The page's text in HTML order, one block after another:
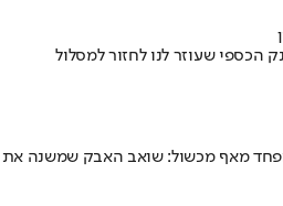
שעוזר לנו לחזור למסלול
מאף מכשול: שואב האבק שמשנה את